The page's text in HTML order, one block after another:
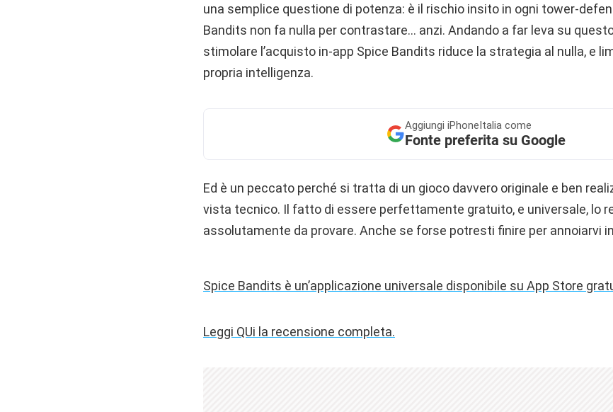
una semplice questione di potenza: è il rischio insito in ogni tower-
Bandits non fa nulla per contrastare… anzi. Andando a far leva su
stimolare l’acquisto in-app Spice Bandits riduce la strategia al nulla, e
propria intelligenza.
Aggiungi iPhoneItalia come
Fonte preferita su Google
Ed è un peccato perché si tratta di un gioco davvero originale e ben
vista tecnico. Il fatto di essere perfettamente gratuito, e universale, lo
assolutamente da provare. Anche se forse potresti finire per annoiarvi
Spice Bandits è un’applicazione universale disponibile su App Store
Leggi QUi la recensione completa.